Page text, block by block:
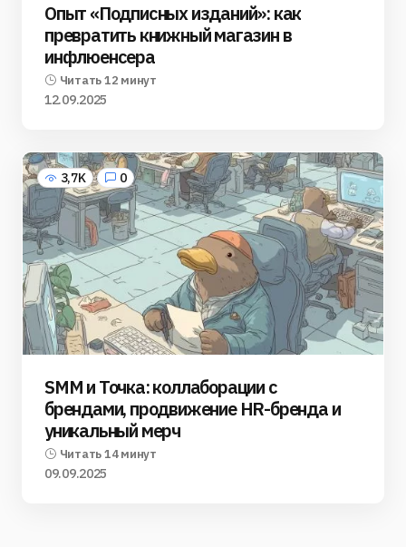
Опыт «Подписных изданий»: как
превратить книжный магазин в
инфлюенсера
Читать 12 минут
12.09.2025
3,7K 0
SMM и Точка: коллаборации с
брендами, продвижение HR-бренда и
уникальный мерч
Читать 14 минут
09.09.2025